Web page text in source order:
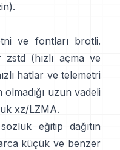
ve fontları brotli.
zstd (hızlı açma ve
hatlar ve telemetri
uzun vadeli
xz/LZMA.
eğitip dağıtın
küçük ve benzer